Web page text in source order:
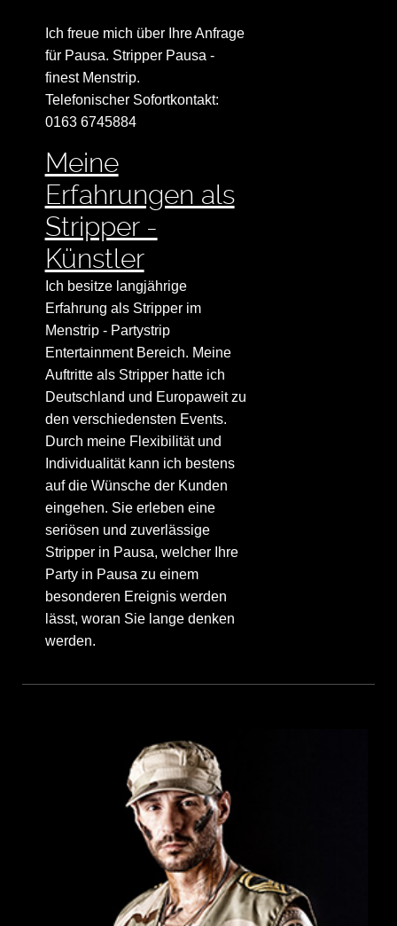
Ich freue mich über Ihre Anfrage
für Pausa. Stripper Pausa -
finest Menstrip.
Telefonischer Sofortkontakt:
0163 6745884
Meine
Erfahrungen als
Stripper -
Künstler
Ich besitze langjährige
Erfahrung als Stripper im
Menstrip - Partystrip
Entertainment Bereich. Meine
Auftritte als Stripper hatte ich
Deutschland und Europaweit zu
den verschiedensten Events.
Durch meine Flexibilität und
Individualität kann ich bestens
auf die Wünsche der Kunden
eingehen. Sie erleben eine
seriösen und zuverlässige
Stripper in Pausa, welcher Ihre
Party in Pausa zu einem
besonderen Ereignis werden
lässt, woran Sie lange denken
werden.